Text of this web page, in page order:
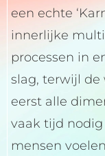
een echte
innerlijke
processen in
slag, terwijl
eerst alle
vaak tijd
mensen